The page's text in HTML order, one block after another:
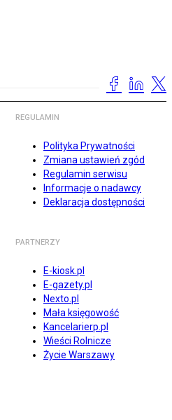
REGULAMIN
Polityka Prywatności
Zmiana ustawień zgód
Regulamin serwisu
Informacje o nadawcy
Deklaracja dostępności
PARTNERZY
E-kiosk.pl
E-gazety.pl
Nexto.pl
Mała księgowość
Kancelarierp.pl
Wieści Rolnicze
Życie Warszawy